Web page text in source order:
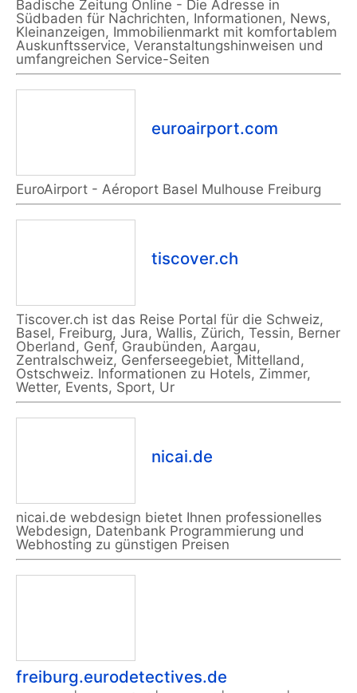
Badische Zeitung Online - Die Adresse in
Südbaden für Nachrichten, Informationen, News,
Kleinanzeigen, Immobilienmarkt mit komfortablem
Auskunftsservice, Veranstaltungshinweisen und
umfangreichen Service-Seiten
euroairport.com
EuroAirport - Aéroport Basel Mulhouse Freiburg
tiscover.ch
Tiscover.ch ist das Reise Portal für die Schweiz,
Basel, Freiburg, Jura, Wallis, Zürich, Tessin, Berner
Oberland, Genf, Graubünden, Aargau,
Zentralschweiz, Genferseegebiet, Mittelland,
Ostschweiz. Informationen zu Hotels, Zimmer,
Wetter, Events, Sport, Ur
nicai.de
nicai.de webdesign bietet Ihnen professionelles
Webdesign, Datenbank Programmierung und
Webhosting zu günstigen Preisen
freiburg.eurodetectives.de